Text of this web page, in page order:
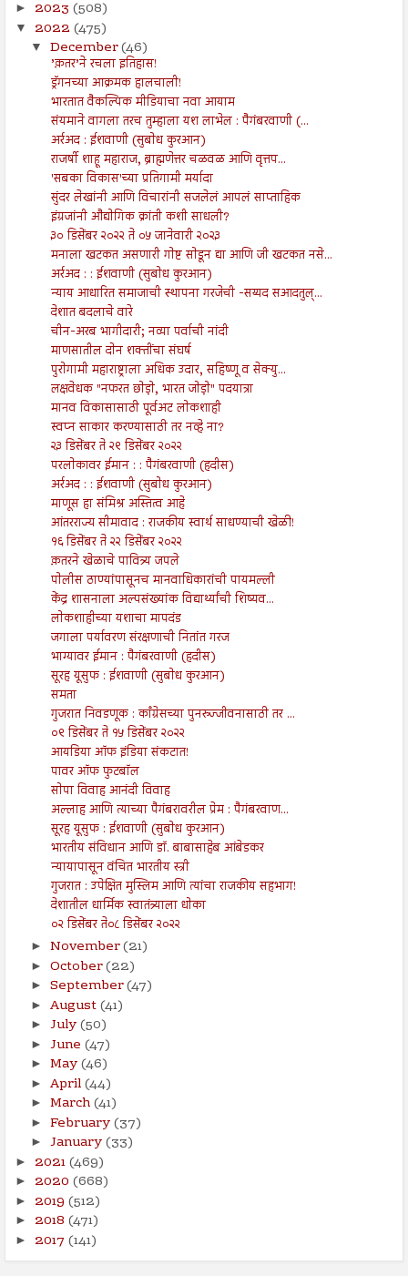
► 2023 (508)
▼ 2022 (475)
▼ December(46)
’क़तर’ने रचला इतिहास!
ड्रॅगनच्या आक्रमक हालचाली!
भारतात वैकल्पिक मीडियाचा नवा आयाम
संयमाने वागला तरच तुम्हाला यश लाभेल : पैगंबरवाणी (...
अर्रअद : ईशवाणी (सुबोध कुरआन)
राजर्षी शाहू महाराज, ब्राह्मणेत्तर चळवळ आणि वृत्तप...
'सबका विकास'च्या प्रतिगामी मर्यादा
सुंदर लेखांनी आणि विचारांनी सजलेलं आपलं साप्ताहिक
इंग्रजांनी औद्योगिक क्रांती कशी साधली?
३० डिसेंबर २०२२ ते ०५ जानेवारी २०२३
मनाला खटकत असणारी गोष्ट सोडून द्या आणि जी खटकत नसे...
अर्रअद : : ईशवाणी (सुबोध कुरआन)
न्याय आधारित समाजाची स्थापना गरजेची -सय्यद सआदतुल्...
देशात बदलाचे वारे
चीन-अरब भागीदारी; नव्या पर्वाची नांदी
माणसातील दोन शक्तींचा संघर्ष
पुरोगामी महाराष्ट्राला अधिक उदार, सहिष्णू व सेक्यु...
लक्षवेधक "नफरत छोड़ो, भारत जोड़ो" पदयात्रा
मानव विकासासाठी पूर्वअट लोकशाही
स्वप्न साकार करण्यासाठी तर नव्हे ना?
२३ डिसेंबर ते २९ डिसेंबर २०२२
परलोकावर ईमान : : पैगंबरवाणी (हदीस)
अर्रअद : : ईशवाणी (सुबोध कुरआन)
माणूस हा संमिश्र अस्तित्व आहे
आंतरराज्य सीमावाद : राजकीय स्वार्थ साधण्याची खेळी!
१६ डिसेंबर ते २२ डिसेंबर २०२२
क़तरने खेळाचे पावित्र्य जपले
पोलीस ठाण्यांपासूनच मानवाधिकारांची पायमल्ली
केंद्र शासनाला अल्पसंख्यांक विद्यार्थ्यांची शिष्यव...
लोकशाहीच्या यशाचा मापदंड
जगाला पर्यावरण संरक्षणाची नितांत गरज
भाग्यावर ईमान : पैगंबरवाणी (हदीस)
सूरह यूसुफ : ईशवाणी (सुबोध कुरआन)
समता
गुजरात निवडणूक : काँग्रेसच्या पुनरुज्जीवनासाठी तर ...
०९ डिसेंबर ते १५ डिसेंबर २०२२
आयडिया ऑफ इंडिया संकटात!
पावर ऑफ फुटबॉल
सोपा विवाह आनंदी विवाह
अल्लाह आणि त्याच्या पैगंबरावरील प्रेम : पैगंबरवाण...
सूरह यूसुफ : ईशवाणी (सुबोध कुरआन)
भारतीय संविधान आणि डॉ. बाबासाहेब आंबेडकर
न्यायापासून वंचित भारतीय स्त्री
गुजरात : उपेक्षित मुस्लिम आणि त्यांचा राजकीय सहभाग!
देशातील धार्मिक स्वातंत्र्याला धोका
०२ डिसेंबर ते०८ डिसेंबर २०२२
► November(21)
► October(22)
► September(47)
► August(41)
► July(50)
► June (47)
► May(46)
► April(44)
► March(41)
► February(37)
► January(33)
► 2021(469)
► 2020 (668)
► 2019 (512)
► 2018 (471)
► 2017 (141)